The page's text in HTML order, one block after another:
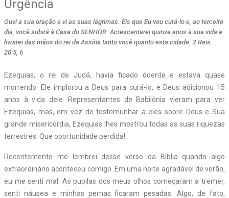
Urgência
Ouvi a sua oração e vi as suas lágrimas. Eis que Eu vou curá-lo e, ao terceiro
dia, você subirá à Casa do SENHOR. Acrescentarei quinze anos à sua vida e
livrarei das mãos do rei da Assíria tanto você quanto esta cidade. 2 Reis
20:5, 6
Ezequias, o rei de Judá, havia ficado doente e estava quase
morrendo. Ele implorou a Deus para curá-lo, e Deus adicionou 15
anos à vida dele. Representantes de Babilônia vieram para ver
Ezequias, mas, em vez de testemunhar a eles sobre Deus e Sua
grande misericórdia, Ezequias lhes mostrou todas as suas riquezas
terrestres. Que oportunidade perdida!
Recentemente me lembrei desse verso da Bíblia quando algo
extraordinário aconteceu comigo. Em uma noite agradável de verão,
eu me senti mal. As pupilas dos meus olhos começaram a tremer,
senti náusea e minhas pernas ficaram pesadas. Algo, de fato,